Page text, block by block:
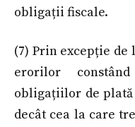
obligații fiscale.
(7) Prin excepție
erorilor
obligațiilor de
decât cea la care